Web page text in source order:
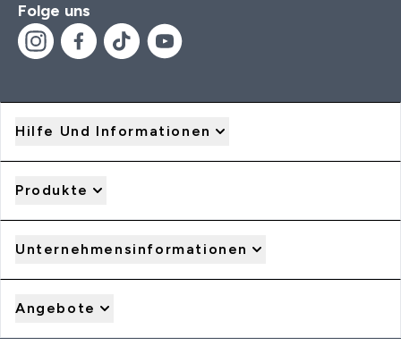
Folge uns
Hilfe Und Informationen
Produkte
Unternehmensinformationen
Angebote